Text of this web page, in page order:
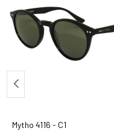
Mytho 4116 - C1